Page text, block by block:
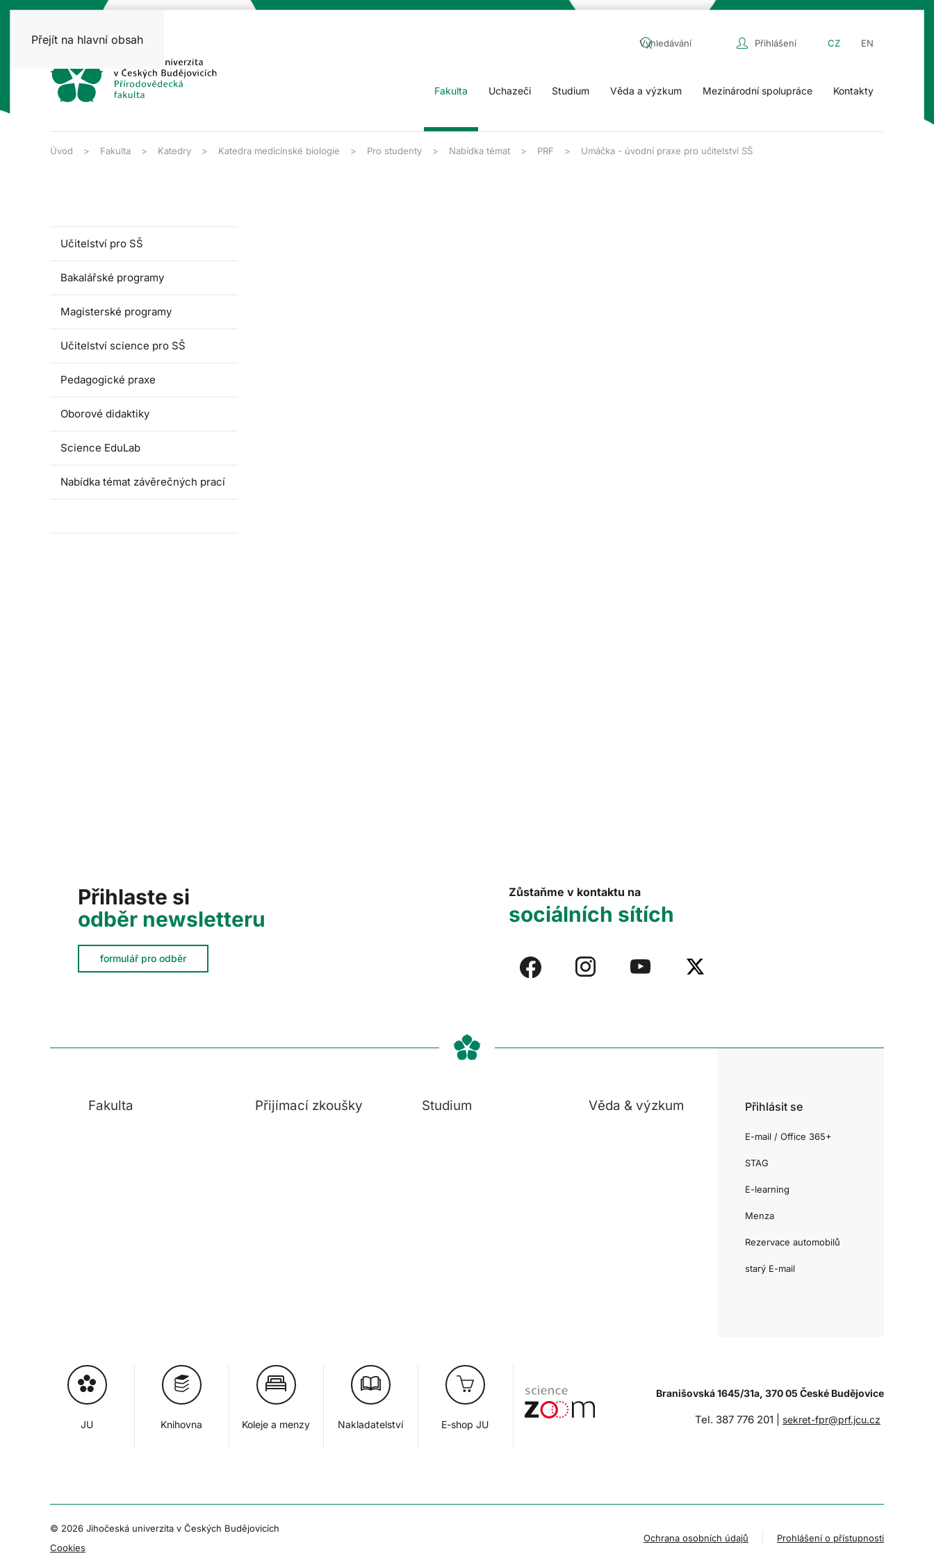
Přejít na hlavní obsah Přihlášení CZ EN
Fakulta Uchazeči Studium Věda a výzkum Mezinárodní spolupráce Kontakty
Úvod Fakulta Katedry Katedra medicínské biologie Pro studenty Nabídka témat PRF Umáčka - úvodní praxe pro učitelství SŠ
Učitelství pro SŠ
Bakalářské programy
Magisterské programy
Učitelství science pro SŠ
Pedagogické praxe
Oborové didaktiky
Science EduLab
Nabídka témat závěrečných prací
Přihlaste si
odběr newsletteru
formulář pro odběr
Zůstaňme v kontaktu na
sociálních sítích
Fakulta Přijímací zkoušky Studium Věda & výzkum Přihlásit se
E-mail / Office 365+
STAG
E-learning
Menza
Rezervace automobilů
starý E-mail
JU Knihovna Koleje a menzy Nakladatelství E-shop JU
Branišovská 1645/31a, 370 05 České Budějovice
Tel. 387 776 201 | sekret-fpr@prf.jcu.cz
© 2026 Jihočeská univerzita v Českých Budějovicích
Cookies
Ochrana osobních údajů Prohlášení o přístupnosti